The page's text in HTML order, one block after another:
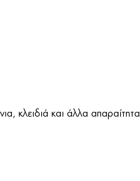
κλειδιά και άλλα απαραίτητα